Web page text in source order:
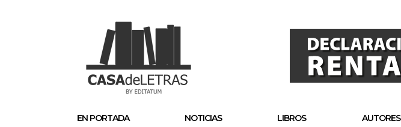
EN PORTADA NOTICIAS LIBROS AUTORES